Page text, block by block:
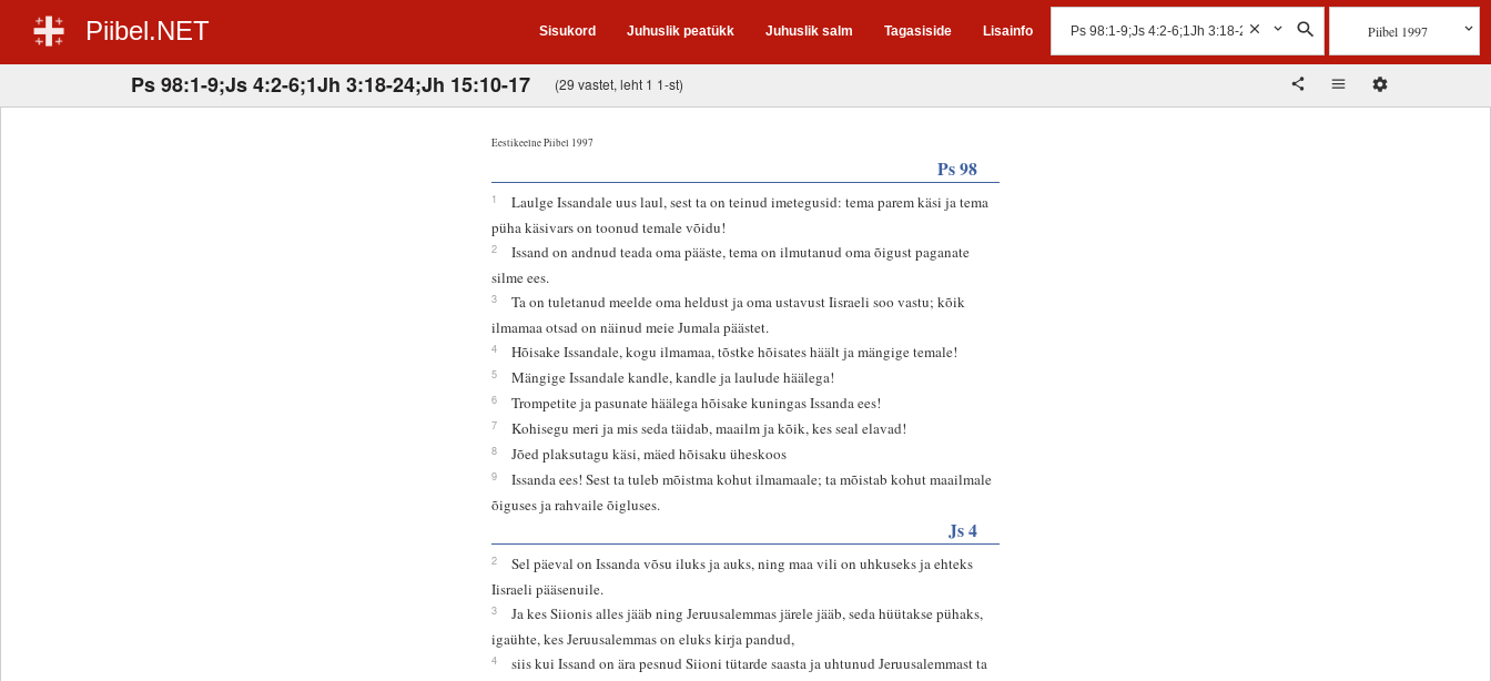
Piibel.NET Sisukord Juhuslik peatükk Juhuslik salm Tagasiside Lisainfo Piibel 1997
Ps 98:1-9;Js 4:2-6;1Jh 3:18-24;Jh 15:10-17 (29 vastet, leht 1 1-st)
Eestikeelne Piibel 1997
Ps 98
1
Laulge Issandale uus laul, sest ta on teinud imetegusid: tema parem käsi ja tema
püha käsivars on toonud temale võidu!
2
Issand on andnud teada oma pääste, tema on ilmutanud oma õigust paganate
silme ees.
3
Ta on tuletanud meelde oma heldust ja oma ustavust Iisraeli soo vastu; kõik
ilmamaa otsad on näinud meie Jumala päästet.
4 Hõisake Issandale, kogu ilmamaa, tõstke hõisates häält ja mängige temale!
5 Mängige Issandale kandle, kandle ja laulude häälega!
6 Trompetite ja pasunate häälega hõisake kuningas Issanda ees!
7 Kohisegu meri ja mis seda täidab, maailm ja kõik, kes seal elavad!
8 Jõed plaksutagu käsi, mäed hõisaku üheskoos
9
Issanda ees! Sest ta tuleb mõistma kohut ilmamaale; ta mõistab kohut maailmale
õiguses ja rahvaile õigluses.
Js 4
2
Sel päeval on Issanda võsu iluks ja auks, ning maa vili on uhkuseks ja ehteks
Iisraeli pääsenuile.
3
Ja kes Siionis alles jääb ning Jeruusalemmas järele jääb, seda hüütakse pühaks,
igaühte, kes Jeruusalemmas on eluks kirja pandud,
4
siis kui Issand on ära pesnud Siioni tütarde saasta ja uhtunud Jeruusalemmast ta